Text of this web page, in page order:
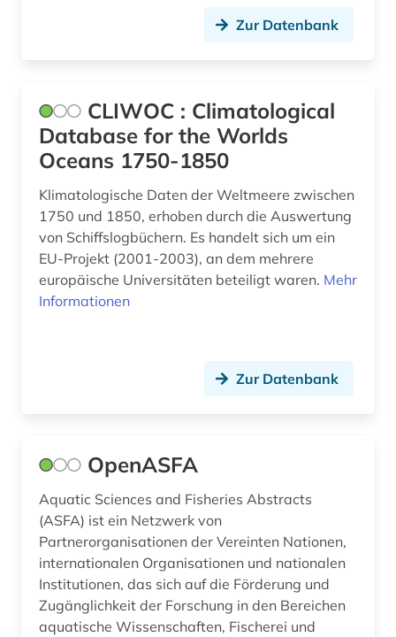
wasserverschmutzung (2)
wasserversorgung (1)
wasserwirtschaft (2)
werkstoffwissenschaften (2)
wörterbuch (3)
zeitschrift (1)
Zur Datenbank
CLIWOC : Climatological
Database for the Worlds
Oceans 1750-1850
Klimatologische Daten der Weltmeere zwischen
1750 und 1850, erhoben durch die Auswertung
von Schiffslogbüchern. Es handelt sich um ein
EU-Projekt (2001-2003), an dem mehrere
europäische Universitäten beteiligt waren. Mehr
Informationen
Zur Datenbank
OpenASFA
Aquatic Sciences and Fisheries Abstracts
(ASFA) ist ein Netzwerk von
Partnerorganisationen der Vereinten Nationen,
internationalen Organisationen und nationalen
Institutionen, das sich auf die Förderung und
Zugänglichkeit der Forschung in den Bereichen
aquatische Wissenschaften, Fischerei und